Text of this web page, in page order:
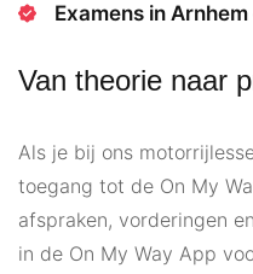
Examens in
Van theorie naar
Als je bij ons
toegang tot de On My
afspraken, vorderingen
in de On My Way App